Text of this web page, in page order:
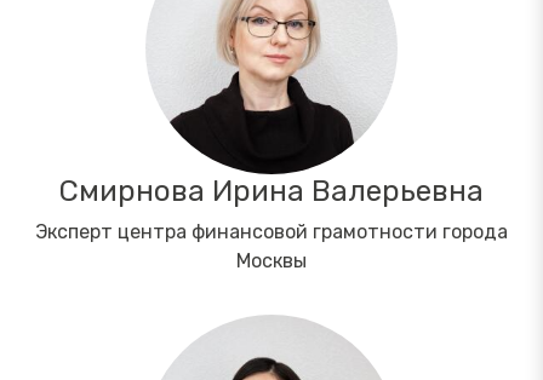
Смирнова Ирина Валерьевна
Эксперт центра финансовой грамотности города
Москвы